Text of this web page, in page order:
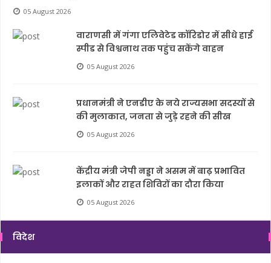
05 August 2026
वाराणसी में गंगा एलिवेटेड कॉरिडोर में सीधे हाई
स्पीड से विश्वनाथ तक पहुंच सकेंगे वाहन
05 August 2026
प्रधानमंत्री ने एनडीए के नये राज्यसभा सदस्यों से
की मुलाकात, जनता से जुड़े रहने की सीख
05 August 2026
केंद्रीय मंत्री जेपी नड्डा ने असम में बाढ़ प्रभावित
इलाकों और राहत शिविरों का दौरा किया
05 August 2026
विदेश